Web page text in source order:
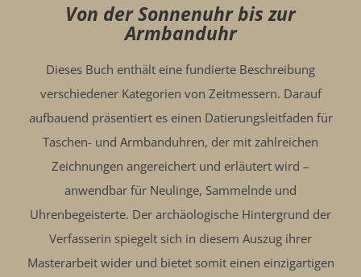
Von der Sonnenuhr bis zur
Armbanduhr
Dieses Buch enthält eine fundierte Beschreibung
verschiedener Kategorien von Zeitmessern. Darauf
aufbauend präsentiert es einen Datierungsleitfaden für
Taschen- und Armbanduhren, der mit zahlreichen
Zeichnungen angereichert und erläutert wird –
anwendbar für Neulinge, Sammelnde und
Uhrenbegeisterte. Der archäologische Hintergrund der
Verfasserin spiegelt sich in diesem Auszug ihrer
Masterarbeit wider und bietet somit einen einzigartigen